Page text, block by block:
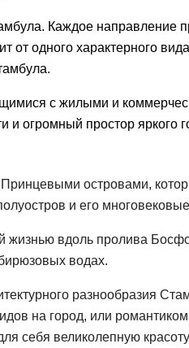
Каждое направление
от одного характерного
с жилыми и
и огромный простор яркого
островами,
и его
жизнью вдоль пролива
водах.
разнообразия
на город, или
себя великолепную